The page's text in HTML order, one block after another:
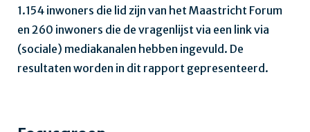
1.154 inwoners die lid zijn van het Maastricht Forum
en 260 inwoners die de vragenlijst via een link via
(sociale) mediakanalen hebben ingevuld. De
resultaten worden in dit rapport gepresenteerd.